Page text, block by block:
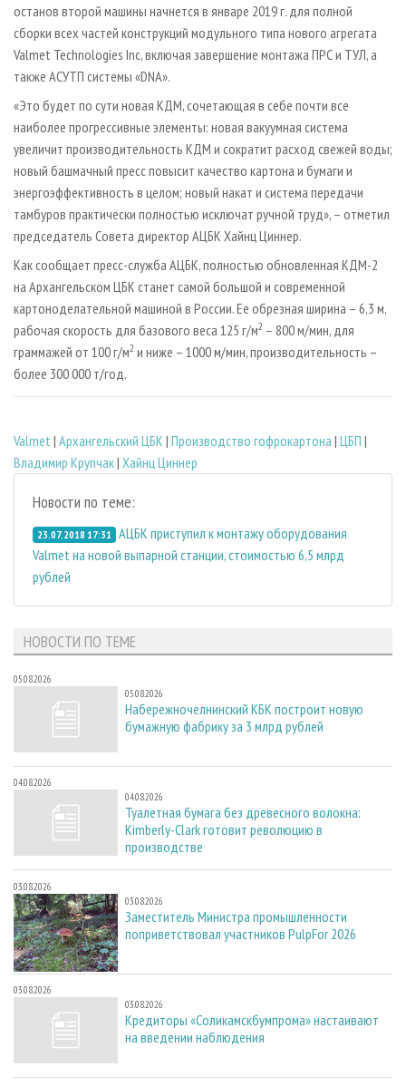
ЦБП
ИНСТРУМЕНТ И МАТЕРИАЛЫ
ГАЗЕТА ЛЕСПРОМФОРУМ
БИБЛИОТЕКА СПЕЦИАЛИСТА
останов второй машины начнется в январе 2019 г. для полной
сборки всех частей конструкций модульного типа нового агрегата
Valmet Technologies Inc, включая завершение монтажа ПРС и ТУЛ, а
также АСУТП системы «DNA».
«Это будет по сути новая КДМ, сочетающая в себе почти все
наиболее прогрессивные элементы: новая вакуумная система
увеличит производительность КДМ и сократит расход свежей воды;
новый башмачный пресс повысит качество картона и бумаги и
энергоэффективность в целом; новый накат и система передачи
тамбуров практически полностью исключат ручной труд», – отметил
председатель Совета директор АЦБК Хайнц Циннер.
Как сообщает пресс-служба АЦБК, полностью обновленная КДМ-2
на Архангельском ЦБК станет самой большой и современной
картоноделательной машиной в России. Ее обрезная ширина – 6,3 м,
рабочая скорость для базового веса 125 г/м2 – 800 м/мин, для
граммажей от 100 г/м2 и ниже – 1000 м/мин, производительность –
более 300 000 т/год.
Valmet | Архангельский ЦБК | Производство гофрокартона | ЦБП |
Владимир Крупчак| Хайнц Циннер
Новости по теме:
23.07.2018 17:31 АЦБК приступил к монтажу оборудования
Valmet на новой выпарной станции, стоимостью 6,5 млрд
рублей
НОВОСТИ ПО ТЕМЕ
05.08.2026
05.08.2026
Набережночелнинский КБК построит новую
бумажную фабрику за 3 млрд рублей
04.08.2026
04.08.2026
Туалетная бумага без древесного волокна:
Kimberly-Clark готовит революцию в
производстве
03.08.2026
03.08.2026
Заместитель Министра промышленности
поприветствовал участников PulpFor 2026
03.08.2026
03.08.2026
Кредиторы «Соликамскбумпрома» настаивают
на введении наблюдения